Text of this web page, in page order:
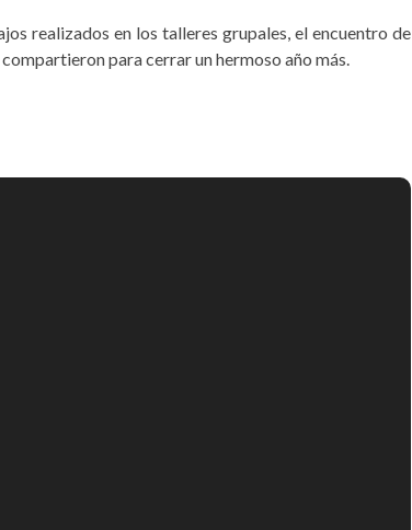
realizados en los talleres grupales, el encuentro de
para cerrar un hermoso año más.